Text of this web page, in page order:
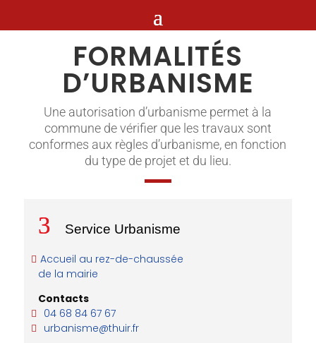
FORMALITÉS
D’URBANISME
Une autorisation d’urbanisme permet à la
commune de vérifier que les travaux sont
conformes aux règles d’urbanisme, en fonction
du type de projet et du lieu.
Service Urbanisme
Accueil au rez-de-chaussée
de la mairie
Contacts
04 68 84 67 67
urbanisme@thuir.fr